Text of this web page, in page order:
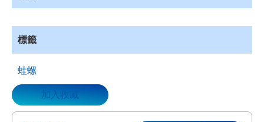
標籤
蛙螺
加入收藏